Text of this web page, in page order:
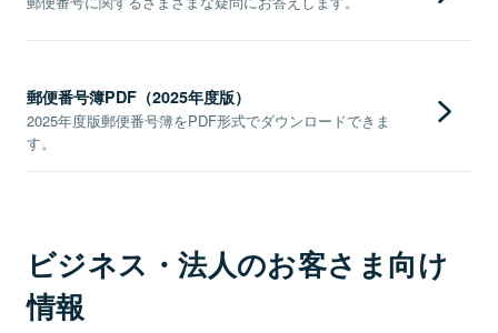
郵便番号簿PDF（2025年度版）
2025年度版郵便番号簿をPDF形式でダウンロードできま
す。
ビジネス・法人のお客さま向け
情報